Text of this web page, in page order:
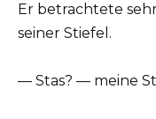
Er betrachtete
seiner Stiefel.
— Stas? — meine